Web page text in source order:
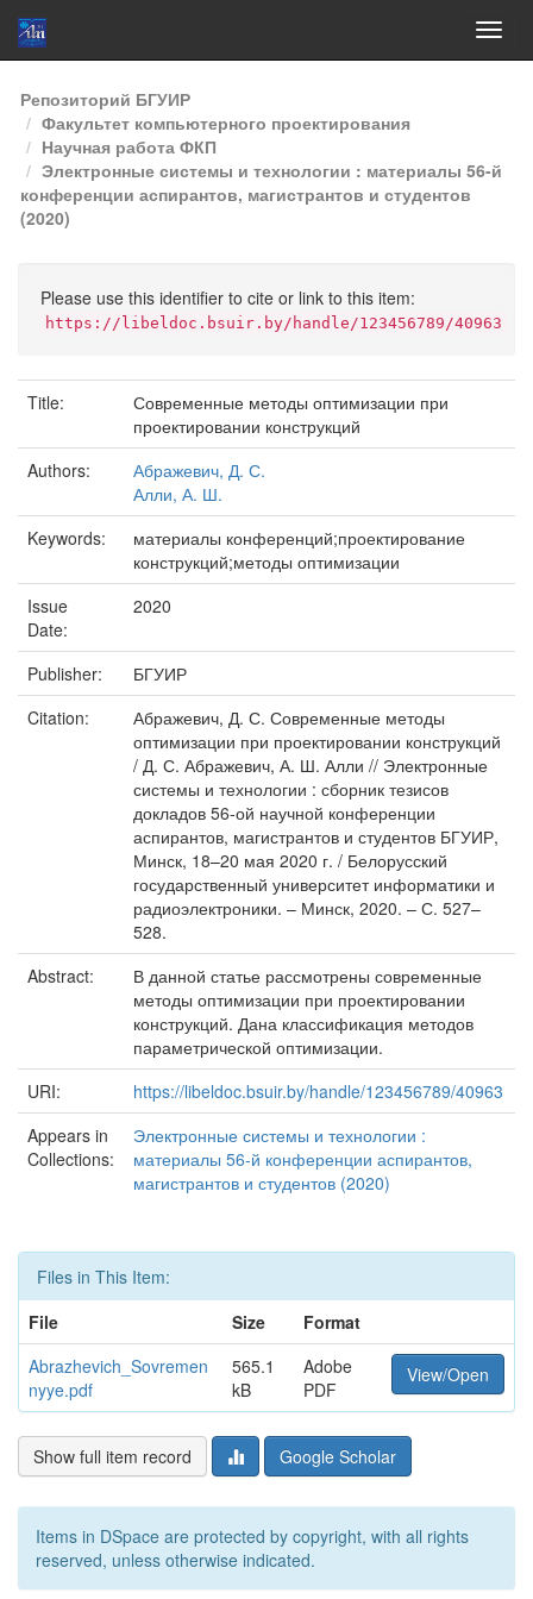
Skip
navigation
Репозиторий БГУИР
Факультет компьютерного проектирования
Научная работа ФКП
Электронные системы и технологии : материалы 56-й
конференции аспирантов, магистрантов и студентов
(2020)
Please use this identifier to cite or link to this item:
https://libeldoc.bsuir.by/handle/123456789/40963
Title:
Современные методы оптимизации при
проектировании конструкций
Authors:
Абражевич, Д. С.
Алли, А. Ш.
Keywords:
материалы конференций;проектирование
конструкций;методы оптимизации
Issue
Date:
2020
Publisher:
БГУИР
Citation:
Абражевич, Д. С. Современные методы
оптимизации при проектировании конструкций
/ Д. С. Абражевич, А. Ш. Алли // Электронные
системы и технологии : сборник тезисов
докладов 56-ой научной конференции
аспирантов, магистрантов и студентов БГУИР,
Минск, 18–20 мая 2020 г. / Белорусский
государственный университет информатики и
радиоэлектроники. – Минск, 2020. – С. 527–
528.
Abstract:
В данной статье рассмотрены современные
методы оптимизации при проектировании
конструкций. Дана классификация методов
параметрической оптимизации.
URI:
https://libeldoc.bsuir.by/handle/123456789/40963
Appears in
Collections:
Электронные системы и технологии :
материалы 56-й конференции аспирантов,
магистрантов и студентов (2020)
Files in This Item:
File
Size
Format
Abrazhevich_Sovremen
nyye.pdf
565.1
kB
Adobe
PDF
View/Open
Show full item record Google Scholar
Items in DSpace are protected by copyright, with all rights
reserved, unless otherwise indicated.